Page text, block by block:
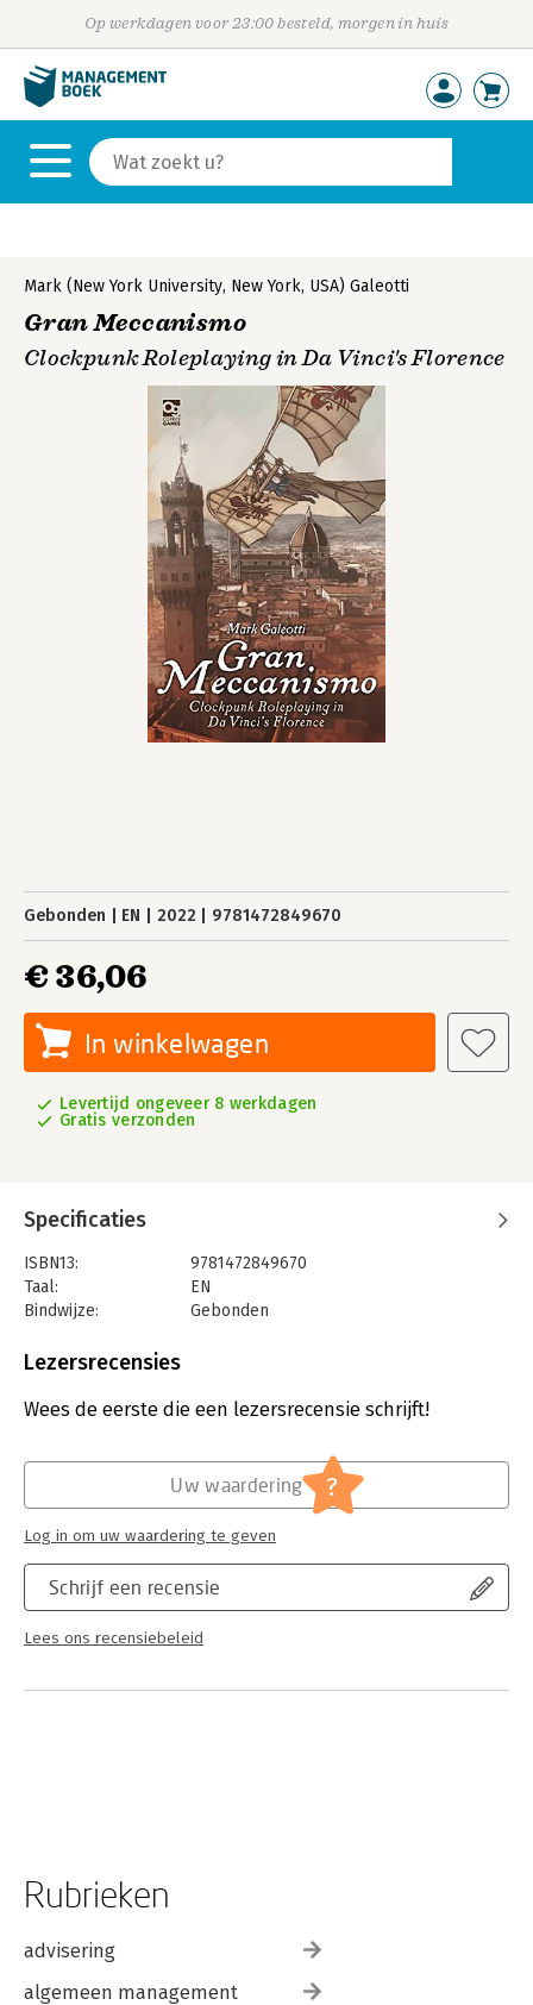
Op werkdagen voor 23:00 besteld, morgen in huis
Mark (New York University, New York, USA) Galeotti
Gran Meccanismo
Clockpunk Roleplaying in Da Vinci's Florence
Gebonden EN 2022 9781472849670
€ 36,06
In winkelwagen
Levertijd ongeveer 8 werkdagen
Gratis verzonden
Specificaties
ISBN13:
9781472849670
Taal:
EN
Bindwijze:
Gebonden
Uitgever:
Lezersrecensies
Wees de eerste die een lezersrecensie schrijft!
Schrijf een recensie
Lees ons recensiebeleid
Uw waardering ?
Log in om uw waardering te geven
Rubrieken
advisering
algemeen management